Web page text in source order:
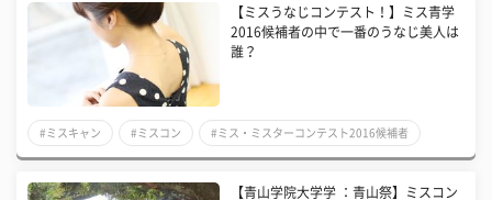
【ミスうなじコンテスト！】ミス青学
2016候補者の中で一番のうなじ美人は
誰？
#ミスキャン #ミスコン #ミス・ミスターコンテスト2016候補者
【青山学院大学学 ：青山祭】ミスコン